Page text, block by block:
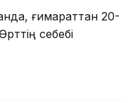
ғимараттан 20-
себебі